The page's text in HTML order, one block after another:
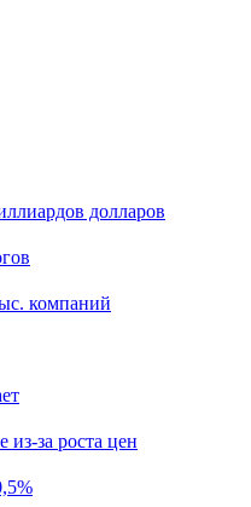
долларов
компаний
за роста цен